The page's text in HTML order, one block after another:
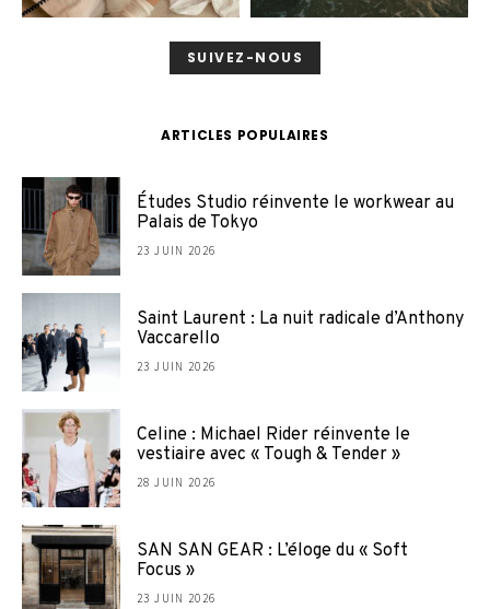
SUIVEZ-NOUS
ARTICLES POPULAIRES
Études Studio réinvente le workwear au
Palais de Tokyo
23 JUIN 2026
Saint Laurent : La nuit radicale d’Anthony
Vaccarello
23 JUIN 2026
Celine : Michael Rider réinvente le
vestiaire avec « Tough & Tender »
28 JUIN 2026
SAN SAN GEAR : L’éloge du « Soft
Focus »
23 JUIN 2026